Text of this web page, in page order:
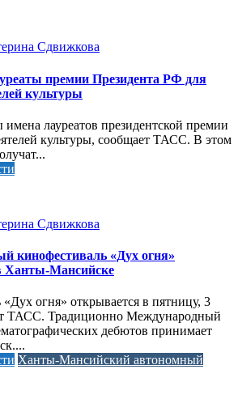
Сдвижкова
премии Президента РФ для
культуры
имена лауреатов президентской премии
культуры, сообщает ТАСС. В этом
Сдвижкова
кинофестиваль «Дух огня»
Ханты-Мансийске
огня» открывается в пятницу, 3
ТАСС. Традиционно Международный
дебютов принимает
Ханты-Мансийский автономный